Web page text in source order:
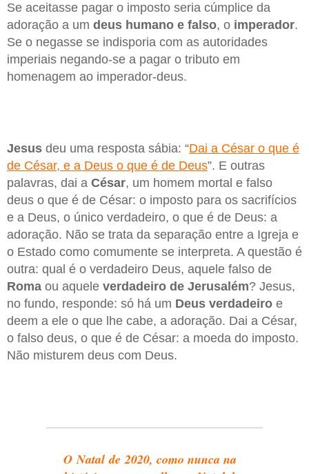
Se aceitasse pagar o imposto seria cúmplice da
adoração a um deus humano e falso, o imperador.
Se o negasse se indisporia com as autoridades
imperiais negando-se a pagar o tributo em
homenagem ao imperador-deus.
Jesus deu uma resposta sábia: “Dai a César o que é
de César, e a Deus o que é de Deus”. E outras
palavras, dai a César, um homem mortal e falso
deus o que é de César: o imposto para os sacrifícios
e a Deus, o único verdadeiro, o que é de Deus: a
adoração. Não se trata da separação entre a Igreja e
o Estado como comumente se interpreta. A questão é
outra: qual é o verdadeiro Deus, aquele falso de
Roma ou aquele verdadeiro de Jerusalém? Jesus,
no fundo, responde: só há um Deus verdadeiro e
deem a ele o que lhe cabe, a adoração. Dai a César,
o falso deus, o que é de César: a moeda do imposto.
Não misturem deus com Deus.
O Natal de 2020, como nunca na